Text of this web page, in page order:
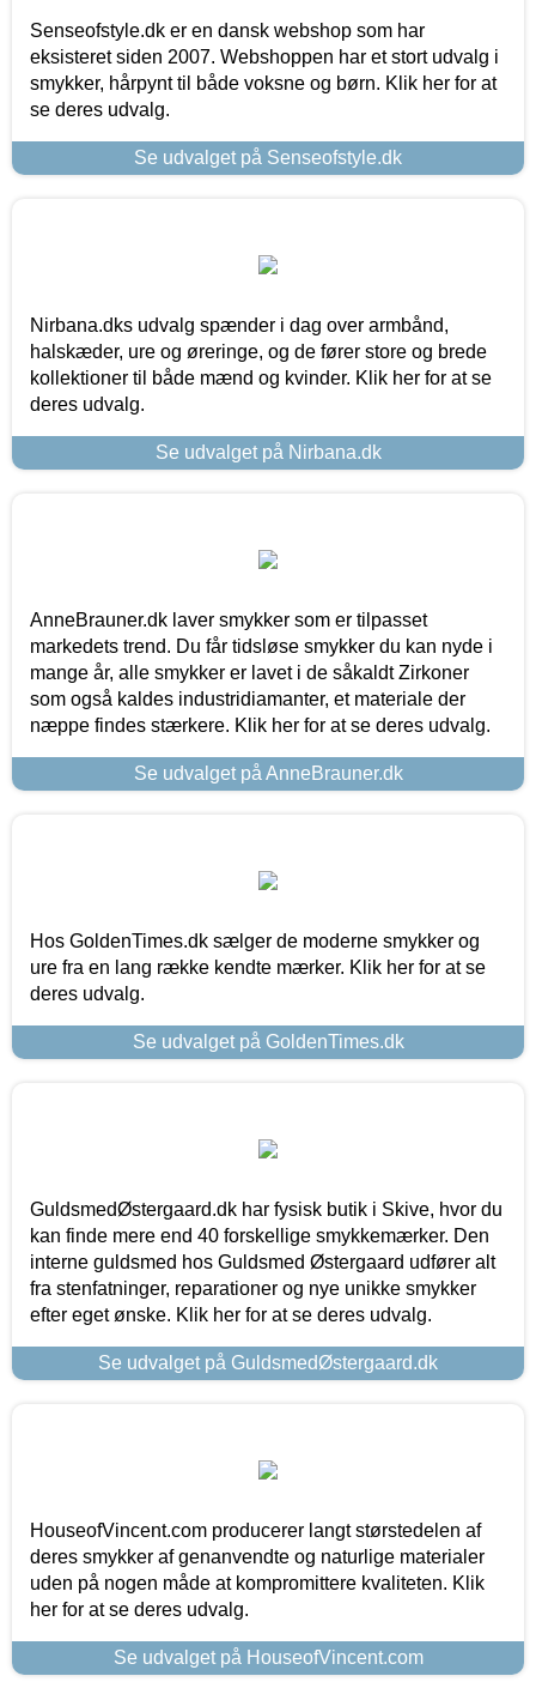
Senseofstyle.dk er en dansk webshop som har
eksisteret siden 2007. Webshoppen har et stort udvalg i
smykker, hårpynt til både voksne og børn. Klik her for at
se deres udvalg.
Se udvalget på Senseofstyle.dk
Nirbana.dks udvalg spænder i dag over armbånd,
halskæder, ure og øreringe, og de fører store og brede
kollektioner til både mænd og kvinder. Klik her for at se
deres udvalg.
Se udvalget på Nirbana.dk
AnneBrauner.dk laver smykker som er tilpasset
markedets trend. Du får tidsløse smykker du kan nyde i
mange år, alle smykker er lavet i de såkaldt Zirkoner
som også kaldes industridiamanter, et materiale der
næppe findes stærkere. Klik her for at se deres udvalg.
Se udvalget på AnneBrauner.dk
Hos GoldenTimes.dk sælger de moderne smykker og
ure fra en lang række kendte mærker. Klik her for at se
deres udvalg.
Se udvalget på GoldenTimes.dk
GuldsmedØstergaard.dk har fysisk butik i Skive, hvor du
kan finde mere end 40 forskellige smykkemærker. Den
interne guldsmed hos Guldsmed Østergaard udfører alt
fra stenfatninger, reparationer og nye unikke smykker
efter eget ønske. Klik her for at se deres udvalg.
Se udvalget på GuldsmedØstergaard.dk
HouseofVincent.com producerer langt størstedelen af
deres smykker af genanvendte og naturlige materialer
uden på nogen måde at kompromittere kvaliteten. Klik
her for at se deres udvalg.
Se udvalget på HouseofVincent.com